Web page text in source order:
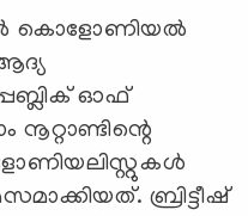
കൊളോണിയൽ
ഓഫ്
നൂറ്റാണ്ടിന്റെ
ബ്രിട്ടീഷ്